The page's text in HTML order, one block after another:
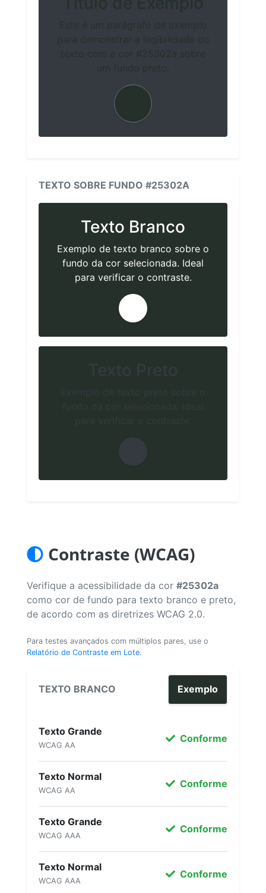
TEXTO SOBRE FUNDO #25302A
Texto Branco
Exemplo de texto branco sobre o
fundo da cor selecionada. Ideal
para verificar o contraste.
Contraste (WCAG)
Verifique a acessibilidade da cor #25302a
como cor de fundo para texto branco e preto,
de acordo com as diretrizes WCAG 2.0.
Para testes avançados com múltiplos pares, use o
Relatório de Contraste em Lote.
TEXTO BRANCO Exemplo
Texto Grande
WCAG AA
Conforme
Texto Normal
WCAG AA
Conforme
Texto Grande
WCAG AAA
Conforme
Texto Normal
WCAG AAA
Conforme